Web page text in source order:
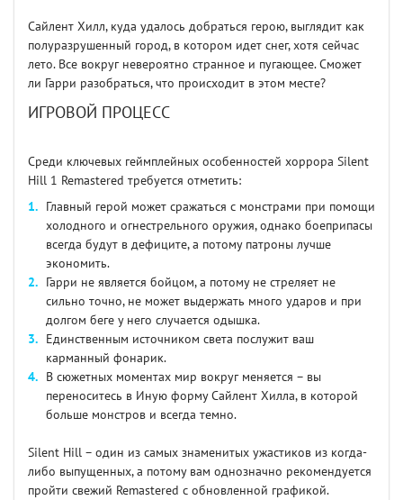
Сайлент Хилл, куда удалось добраться герою, выглядит как
полуразрушенный город, в котором идет снег, хотя сейчас
лето. Все вокруг невероятно странное и пугающее. Сможет
ли Гарри разобраться, что происходит в этом месте?
ИГРОВОЙ ПРОЦЕСС
Среди ключевых геймплейных особенностей хоррора Silent
Hill 1 Remastered требуется отметить:
Главный герой может сражаться с монстрами при помощи
холодного и огнестрельного оружия, однако боеприпасы
всегда будут в дефиците, а потому патроны лучше
экономить.
Гарри не является бойцом, а потому не стреляет не
сильно точно, не может выдержать много ударов и при
долгом беге у него случается одышка.
Единственным источником света послужит ваш
карманный фонарик.
В сюжетных моментах мир вокруг меняется – вы
переноситесь в Иную форму Сайлент Хилла, в которой
больше монстров и всегда темно.
Silent Hill – один из самых знаменитых ужастиков из когда-
либо выпущенных, а потому вам однозначно рекомендуется
пройти свежий Remastered с обновленной графикой.